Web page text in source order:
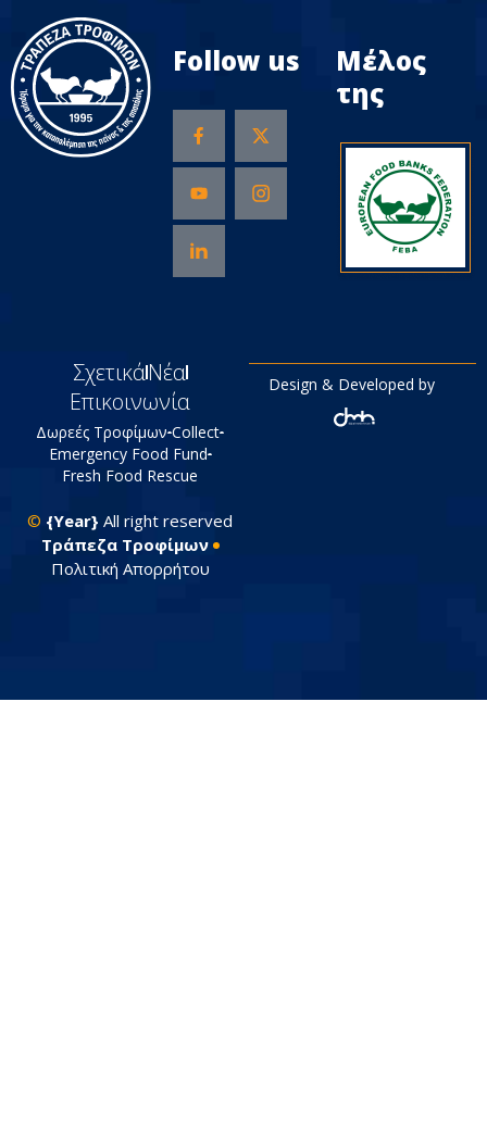
Follow us
Μέλος
της
ΣχετικάΝέα
Επικοινωνία
Δωρεές Τροφίμων Collect
Emergency Food Fund
Fresh Food Rescue
© {Year} All right reserved
Tράπεζα Τροφίμων
Πολιτική Απορρήτου
Design & Developed by